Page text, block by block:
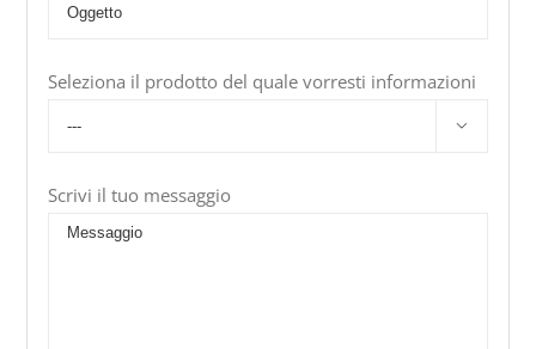
Seleziona il prodotto del quale vorresti informazioni

Scrivi il tuo messaggio